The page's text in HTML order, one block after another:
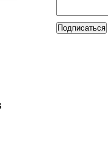
Подписаться